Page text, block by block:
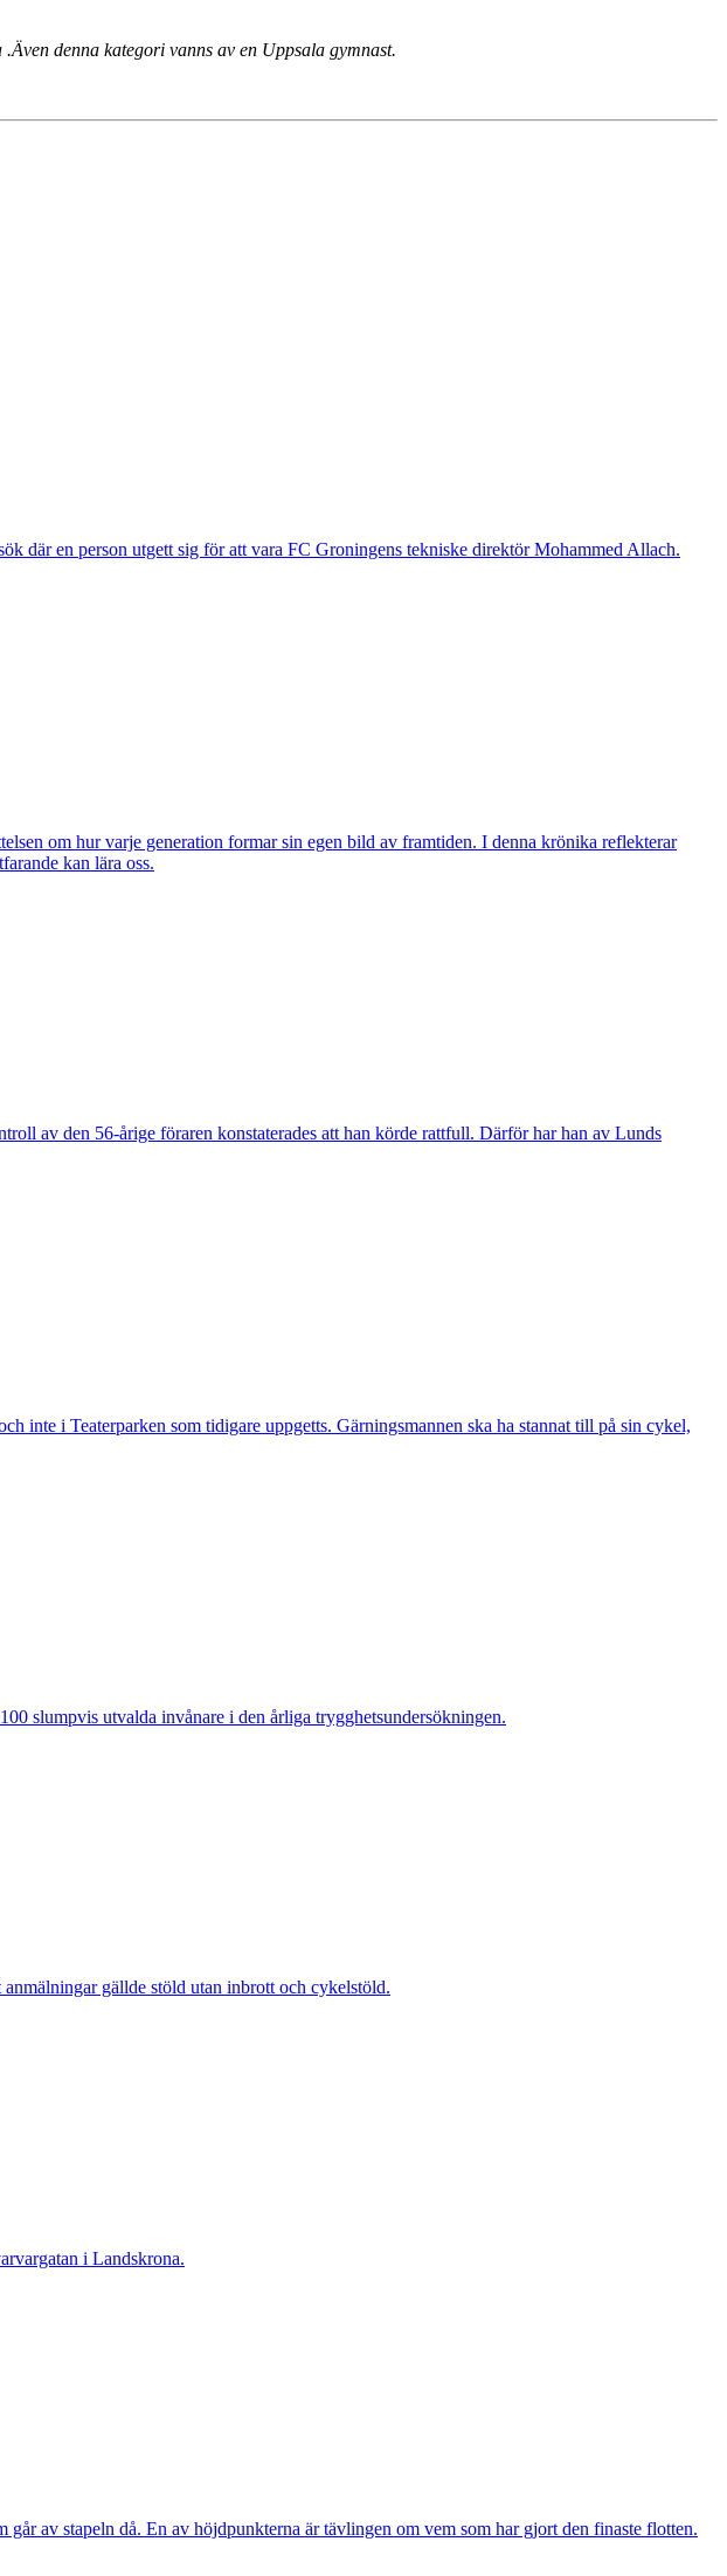
denna kategori vanns av en Uppsala gymnast.
där en person utgett sig för att vara FC Groningens tekniske direktör Mohammed Allach.
om hur varje generation formar sin egen bild av framtiden. I denna krönika reflekterar
kan lära oss.
av den 56-årige föraren konstaterades att han körde rattfull. Därför har han av Lunds
inte i Teaterparken som tidigare uppgetts. Gärningsmannen ska ha stannat till på sin cykel,
slumpvis utvalda invånare i den årliga trygghetsundersökningen.
gällde stöld utan inbrott och cykelstöld.
i Landskrona.
av stapeln då. En av höjdpunkterna är tävlingen om vem som har gjort den finaste flotten.